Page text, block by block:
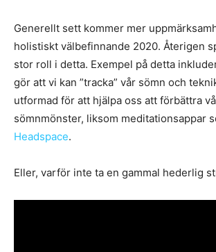
Generellt sett kommer mer
holistiskt välbefinnande 2020. Återigen
stor roll i detta. Exempel på detta
gör att vi kan ”tracka” vår sömn och
utformad för att hjälpa oss att förbättra
sömnmönster, liksom meditationsappar
Headspace.
Eller, varför inte ta en gammal hederlig